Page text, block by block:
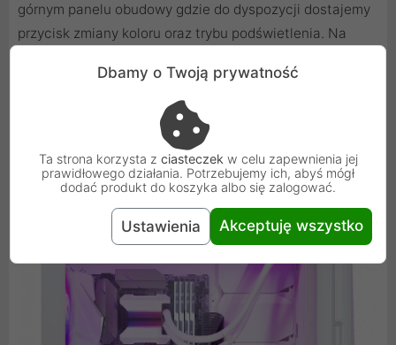
górnym panelu obudowy gdzie do dyspozycji dostajemy
przycisk zmiany koloru oraz trybu podświetlenia. Na
podświetleniem znajdziemy również złącze USB 3.2
Gen2 Typ-C, dwa złącza USB 3.0, złącze audio combo
pod słuchawki oraz mikrofon jak i oczywiście przycisk
zasilania.
Dbamy o Twoją prywatność
Ta strona korzysta z ciasteczek w celu zapewnienia jej
prawidłowego działania. Potrzebujemy ich, abyś mógł
dodać produkt do koszyka albo się zalogować.
Ustawienia Akceptuję wszystko